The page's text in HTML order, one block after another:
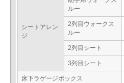
シートアレン
ジ
ルー
2列目ウォークス
ルー
2列目シート
3列目シート
床下ラゲージボックス